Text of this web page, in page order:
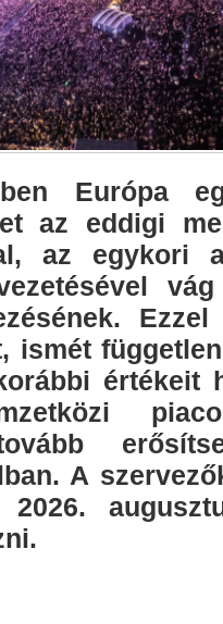
Európa
az eddigi
az egykori
ismét
értékeit
tovább
A